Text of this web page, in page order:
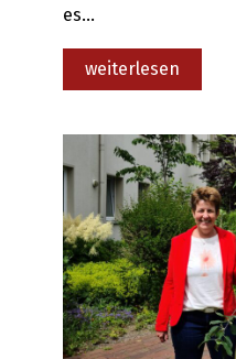
es…
weiterlesen:
…
mit
uns
–
in
uns
und
durch